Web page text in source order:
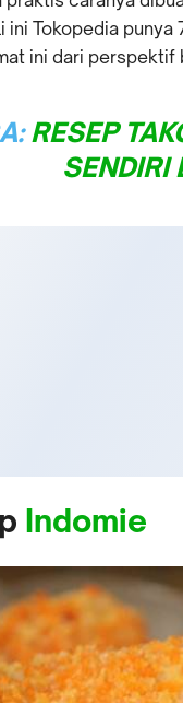
ini Tokopedia
ini dari perspektif
RESEP
SENDIRI
Indomie